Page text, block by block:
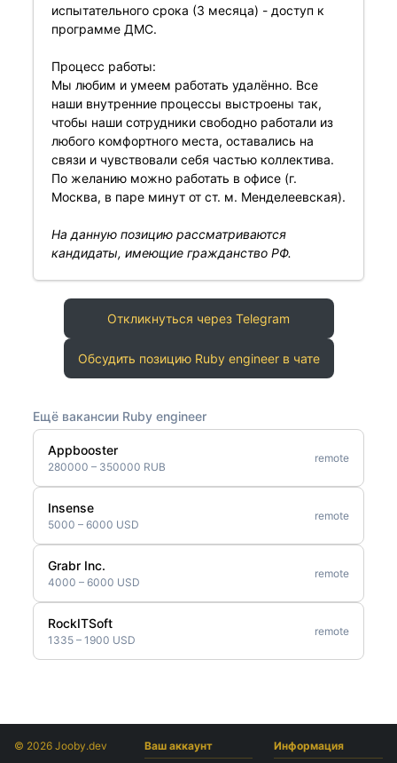
испытательного срока (3 месяца) - доступ к
программе ДМС.
Процесс работы:
Мы любим и умеем работать удалённо. Все
наши внутренние процессы выстроены так,
чтобы наши сотрудники свободно работали из
любого комфортного места, оставались на
связи и чувствовали себя частью коллектива.
По желанию можно работать в офисе (г.
Москва, в паре минут от ст. м. Менделеевская).
На данную позицию рассматриваются
кандидаты, имеющие гражданство РФ.
Откликнуться через Telegram
Обсудить позицию Ruby engineer в чате
Ещё вакансии Ruby engineer
Appbooster
280000 – 350000 RUB
remote
Insense
5000 – 6000 USD
remote
Grabr Inc.
4000 – 6000 USD
remote
RockITSoft
1335 – 1900 USD
remote
© 2026 Jooby.dev Ваш аккаунт Информация